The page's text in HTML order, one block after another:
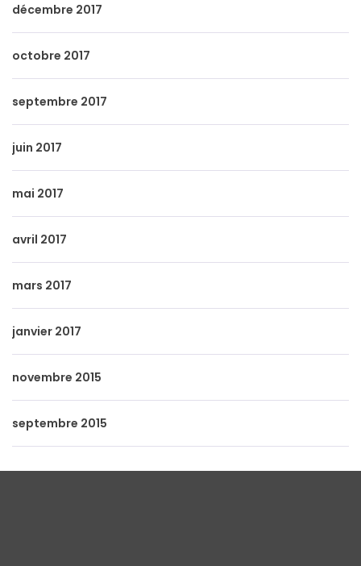
décembre 2017
octobre 2017
septembre 2017
juin 2017
mai 2017
avril 2017
mars 2017
janvier 2017
novembre 2015
septembre 2015